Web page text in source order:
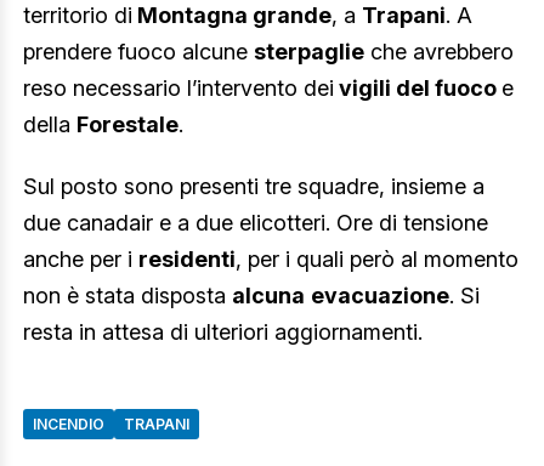
territorio di Montagna grande, a Trapani. A
prendere fuoco alcune sterpaglie che avrebbero
reso necessario l’intervento dei vigili del fuoco e
della Forestale.
Sul posto sono presenti tre squadre, insieme a
due canadair e a due elicotteri. Ore di tensione
anche per i residenti, per i quali però al momento
non è stata disposta alcuna evacuazione. Si
resta in attesa di ulteriori aggiornamenti.
INCENDIO TRAPANI